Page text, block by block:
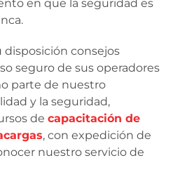
en que la seguridad es
disposición consejos
seguro de sus operadores
parte de nuestro
y la seguridad,
de capacitación de
, con expedición de
nuestro servicio de